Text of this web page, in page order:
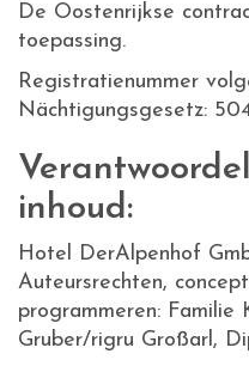
De Oostenrijkse
toepassing.
Registratienummer
Nächtigungsgesetz:
inhoud:
Hotel DerAlpenhof
Auteursrechten,
programmeren: Familie
Gruber/rigru Großarl,